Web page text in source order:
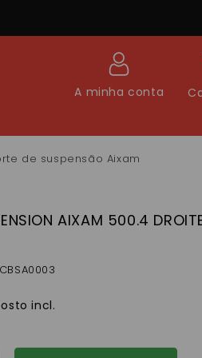
A minha conta
de suspensão Aixam
AIXAM 500.4
incl.